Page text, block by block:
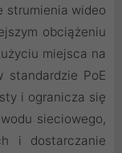
strumienia wideo
obciążeniu
miejsca na
standardzie PoE
i ogranicza się
sieciowego,
i dostarczanie